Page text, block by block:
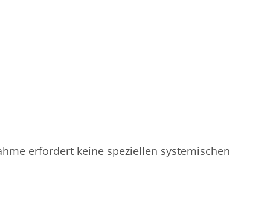
erfordert keine speziellen systemischen